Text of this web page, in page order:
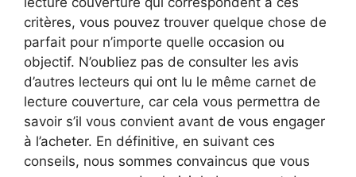
critères, vous pouvez trouver quelque chose de
parfait pour n’importe quelle occasion ou
objectif. N’oubliez pas de consulter les avis
d’autres lecteurs qui ont lu le même carnet de
lecture couverture, car cela vous permettra de
savoir s’il vous convient avant de vous engager
à l’acheter. En définitive, en suivant ces
conseils, nous sommes convaincus que vous